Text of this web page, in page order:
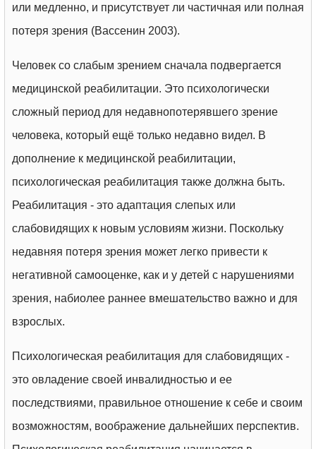
или медленно, и присутствует ли частичная или полная
потеря зрения (Вассенин 2003).
Человек со слабым зрением сначала подвергается
медицинской реабилитации. Это психологически
сложный период для недавнопотерявшего зрение
человека, который ещё только недавно видел. В
дополнение к медицинской реабилитации,
психологическая реабилитация также должна быть.
Реабилитация - это адаптация слепых или
слабовидящих к новым условиям жизни. Поскольку
недавняя потеря зрения может легко привести к
негативной самооценке, как и у детей с нарушениями
зрения, набиолее раннее вмешательство важно и для
взрослых.
Психологическая реабилитация для слабовидящих -
это овладение своей инвалидностью и ее
последствиями, правильное отношение к себе и своим
возможностям, воображение дальнейших перспектив.